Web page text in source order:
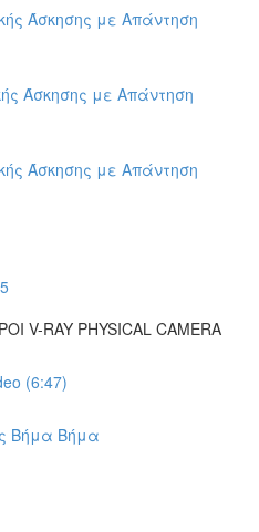
Άσκησης με Απάντηση
Άσκησης με Απάντηση
Άσκησης με Απάντηση
V-RAY PHYSICAL CAMERA
(6:47)
Βήμα Βήμα